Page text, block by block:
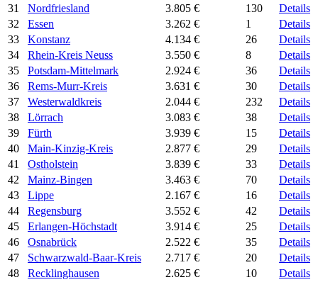
31
Nordfriesland 3.805 € 130
Details
32
Essen 3.262 € 1
Details
33
Konstanz 4.134 € 26
Details
34
Rhein-Kreis Neuss 3.550 € 8
Details
35
Potsdam-Mittelmark 2.924 € 36
Details
36
Rems-Murr-Kreis 3.631 € 30
Details
37
Westerwaldkreis 2.044 € 232
Details
38
Lörrach 3.083 € 38
Details
39
Fürth 3.939 € 15
Details
40
Main-Kinzig-Kreis 2.877 € 29
Details
41
Ostholstein 3.839 € 33
Details
42
Mainz-Bingen 3.463 € 70
Details
43
Lippe 2.167 € 16
Details
44
Regensburg 3.552 € 42
Details
45
Erlangen-Höchstadt 3.914 € 25
Details
46
Osnabrück 2.522 € 35
Details
47
Schwarzwald-Baar-Kreis 2.717 € 20
Details
48
Recklinghausen 2.625 € 10
Details